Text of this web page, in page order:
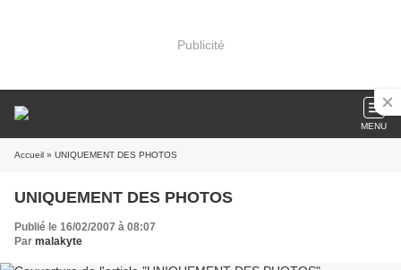
Publicité
MENU
Accueil » UNIQUEMENT DES PHOTOS
UNIQUEMENT DES PHOTOS
Publié le 16/02/2007 à 08:07
Par malakyte